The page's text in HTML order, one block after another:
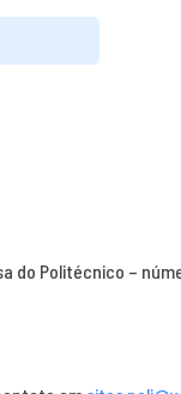
do Politécnico –